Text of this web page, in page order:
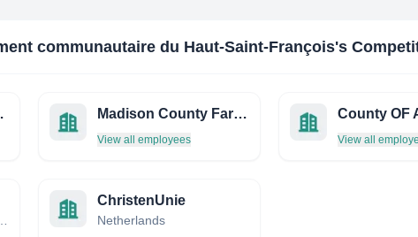
communautaire du Haut-Saint-François's
Madison County Farm Bureau
View all employees View all
ChristenUnie
Netherlands